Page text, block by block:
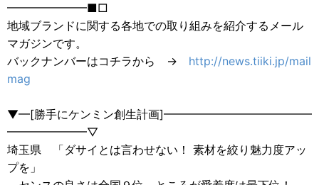
━━━━━━━■□
地域ブランドに関する各地での取り組みを紹介するメール
マガジンです。
バックナンバーはコチラから → http://news.tiiki.jp/mail
mag
▼━[勝手にケンミン創生計画]━━━━━━━━━━━━━
━━━━━━━▽
埼玉県 「ダサイとは言わせない！ 素材を絞り魅力度アッ
プを」